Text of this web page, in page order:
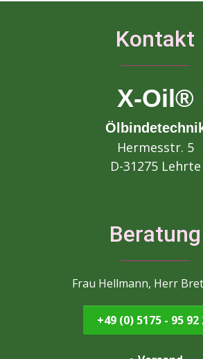
Kontakt
X-Oil®
Hermesstr. 5
D-31275 Lehrte
Beratung
Frau Hellmann, Herr
+49 (0) 5175 - 95 92